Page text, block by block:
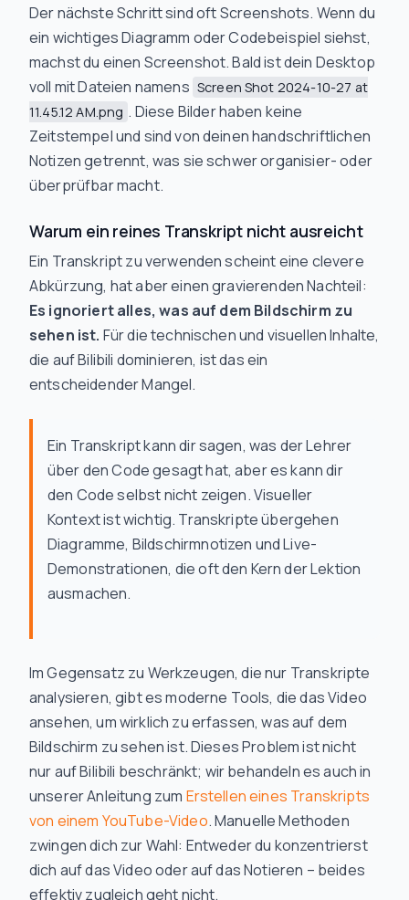
Der nächste Schritt sind oft Screenshots. Wenn du
ein wichtiges Diagramm oder Codebeispiel siehst,
machst du einen Screenshot. Bald ist dein Desktop
voll mit Dateien namens Screen Shot 2024-10-27 at
11.45.12 AM.png . Diese Bilder haben keine
Zeitstempel und sind von deinen handschriftlichen
Notizen getrennt, was sie schwer organisier- oder
überprüfbar macht.
Warum ein reines Transkript nicht ausreicht
Ein Transkript zu verwenden scheint eine clevere
Abkürzung, hat aber einen gravierenden Nachteil:
Es ignoriert alles, was auf dem Bildschirm zu
sehen ist. Für die technischen und visuellen Inhalte,
die auf Bilibili dominieren, ist das ein
entscheidender Mangel.
Ein Transkript kann dir sagen, was der Lehrer
überden Codegesagthat, aber es kann dir
den Code selbst nicht zeigen. Visueller
Kontext ist wichtig. Transkripte übergehen
Diagramme, Bildschirmnotizen und Live-
Demonstrationen, die oft den Kern der Lektion
ausmachen.
Im Gegensatz zu Werkzeugen, die nur Transkripte
analysieren, gibt es moderne Tools, die das Video
ansehen, um wirklich zu erfassen, was auf dem
Bildschirm zu sehen ist. Dieses Problem ist nicht
nur auf Bilibili beschränkt; wir behandeln es auch in
unserer Anleitung zum Erstellen eines Transkripts
von einem YouTube-Video. Manuelle Methoden
zwingen dich zur Wahl: Entweder du konzentrierst
dich auf das Video oder auf das Notieren – beides
effektiv zugleich geht nicht.